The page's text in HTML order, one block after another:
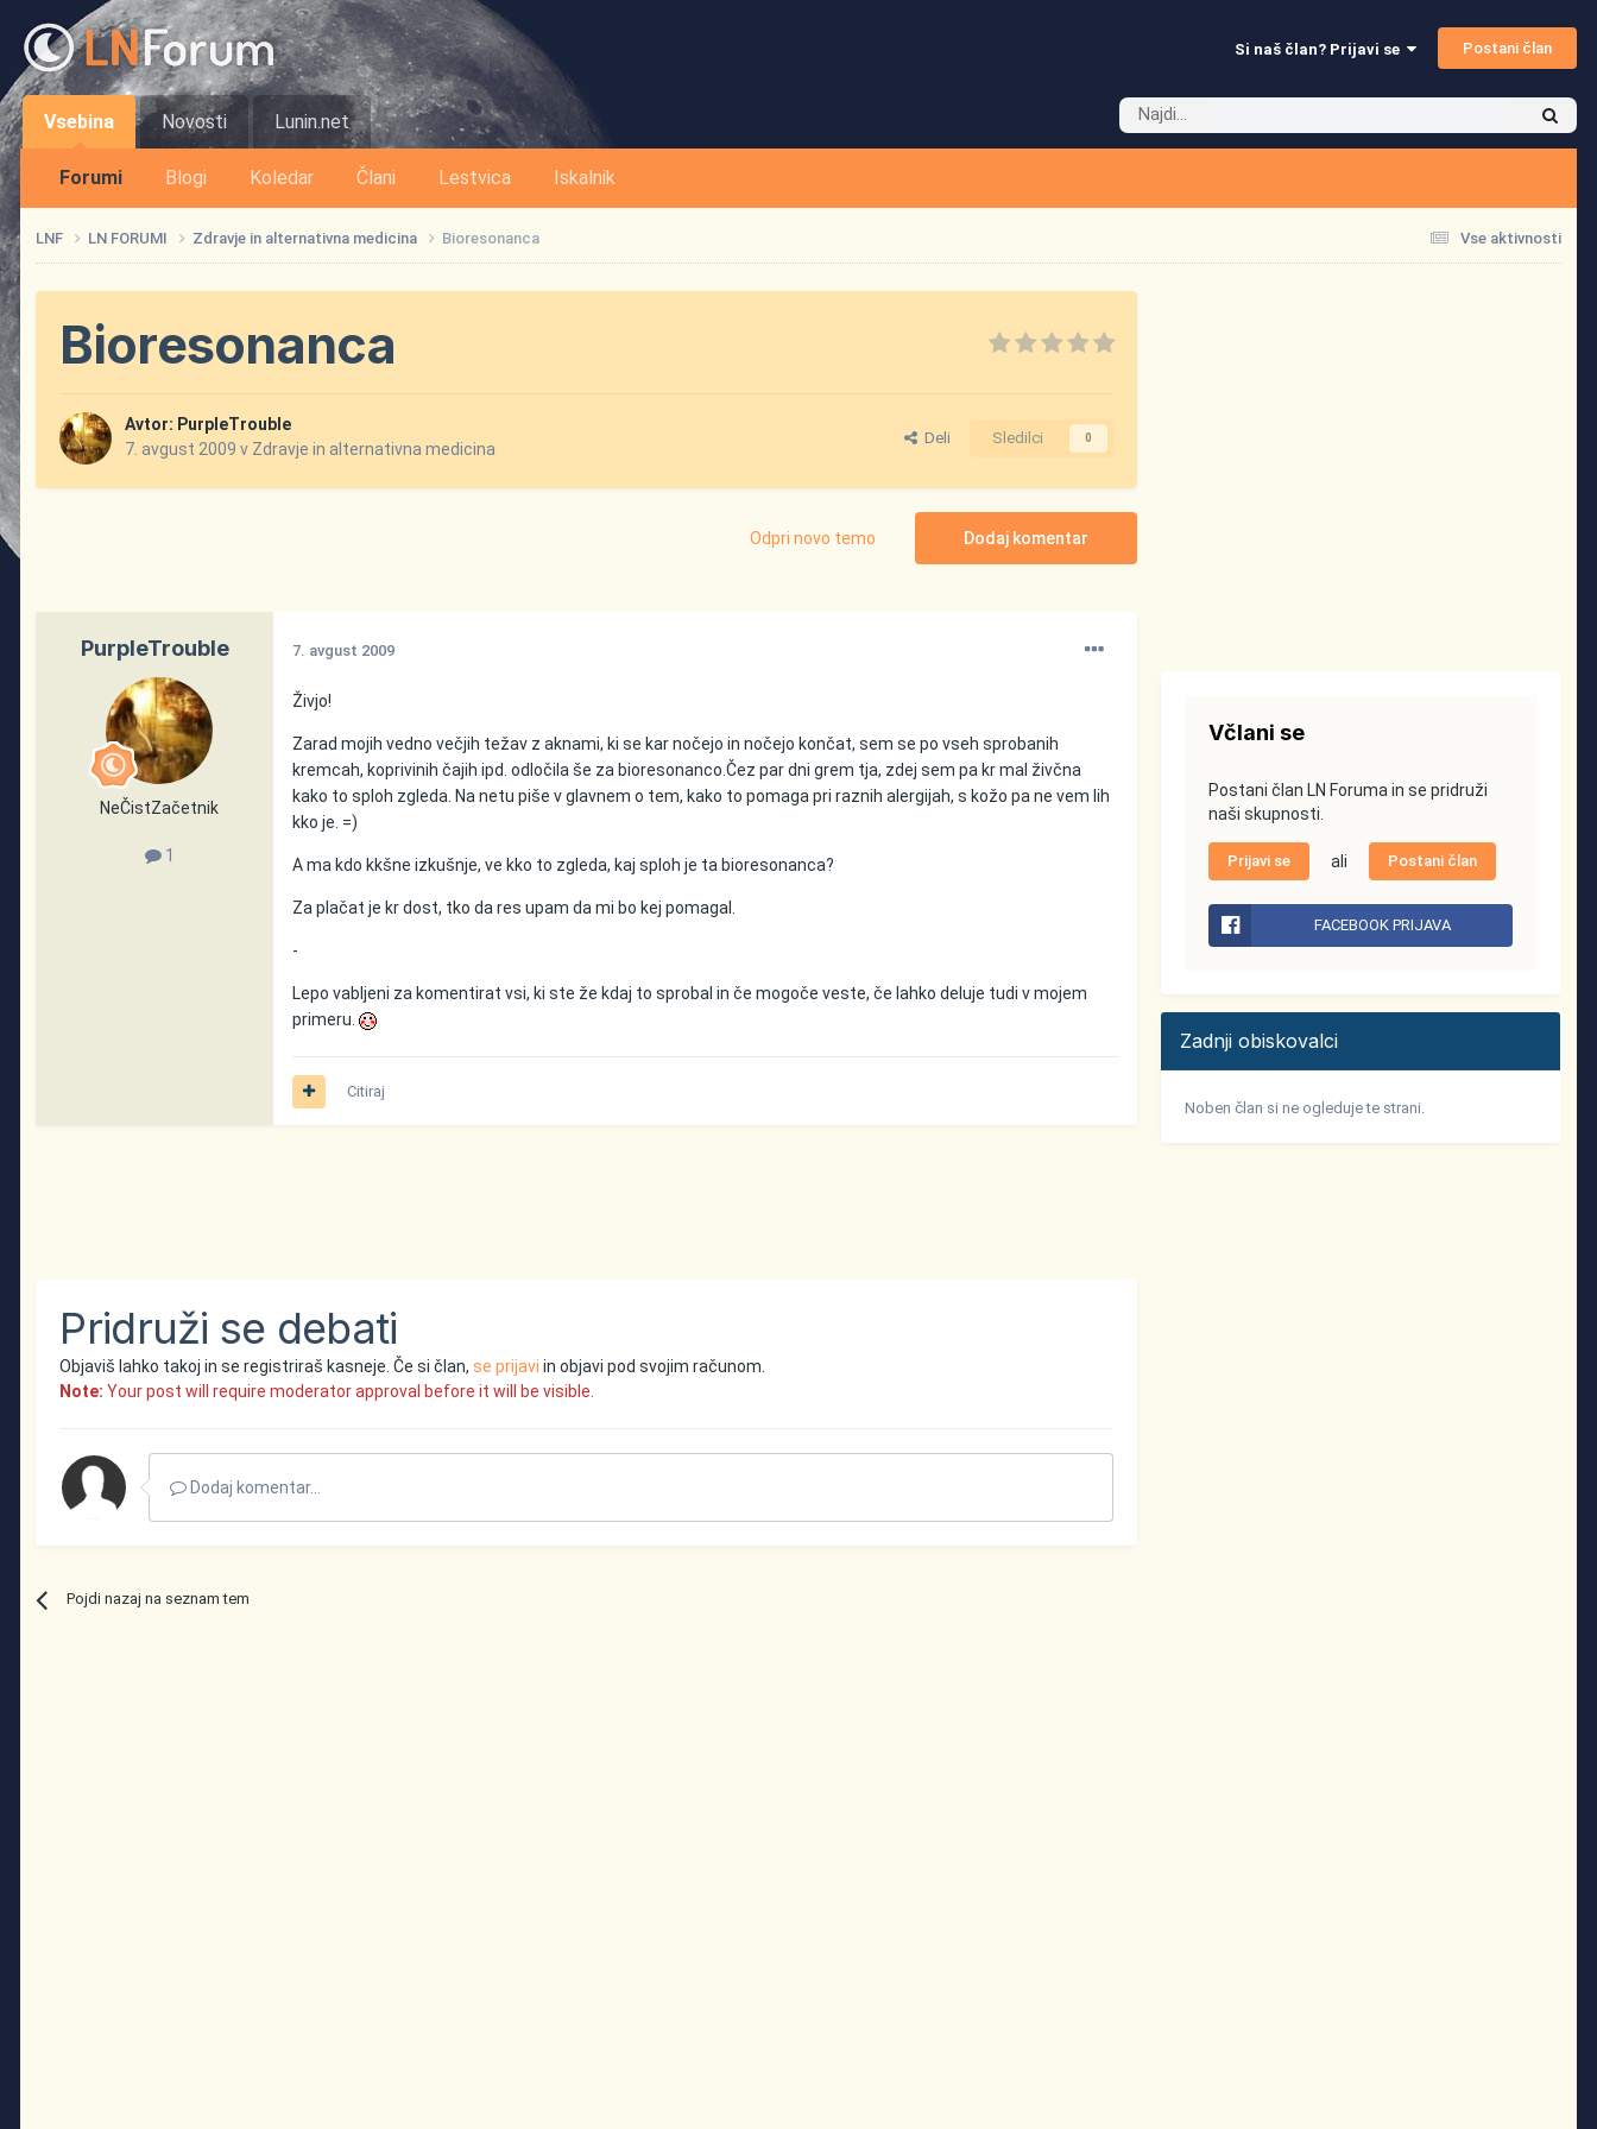
Si naš član? Prijavi se Postani član
Vsebina
Forumi Blogi Koledar Člani Lestvica Iskalnik
Novosti Lunin.net
Vse aktivnosti
LNF LN FORUMI Zdravje in alternativna medicina Bioresonanca
Bioresonanca
Avtor: PurpleTrouble
7. avgust 2009 v Zdravje in alternativna medicina
Deli Sledilci 0
Dodaj komentar
Odpri novo temo
PurpleTrouble
NeČistZačetnik
1
7. avgust 2009
Živjo!
Zarad mojih vedno večjih težav z aknami, ki se kar nočejo in nočejo končat, sem se po vseh sprobanih
kremcah, koprivinih čajih ipd. odločila še za bioresonanco.Čez par dni grem tja, zdej sem pa kr mal živčna
kako to sploh zgleda. Na netu piše v glavnem o tem, kako to pomaga pri raznih alergijah, s kožo pa ne vem lih
kko je. =)
A ma kdo kkšne izkušnje, ve kko to zgleda, kaj sploh je ta bioresonanca?
Za plačat je kr dost, tko da res upam da mi bo kej pomagal.
-
Lepo vabljeni za komentirat vsi, ki ste že kdaj to sprobal in če mogoče veste, če lahko deluje tudi v mojem
primeru.
Citiraj
Pridruži se debati
Objaviš lahko takoj in se registriraš kasneje. Če si član,se prijavi in objavi pod svojim računom.
Note: Your post will require moderator approval before it will be visible.
Dodaj komentar...
Pojdi nazaj na seznam tem
Včlani se
Postani član LN Foruma in se pridruži
naši skupnosti.
Prijavi se ali Postani član
FACEBOOK PRIJAVA
Zadnji obiskovalci
Noben član si ne ogleduje te strani.